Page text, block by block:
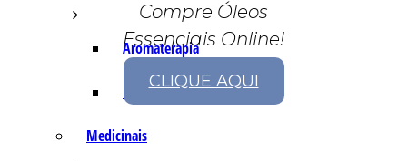
Aromaterapia
Fórmulas Caseiras
Medicinais
Compre Óleos
Essenciais Online!
CLIQUE AQUI